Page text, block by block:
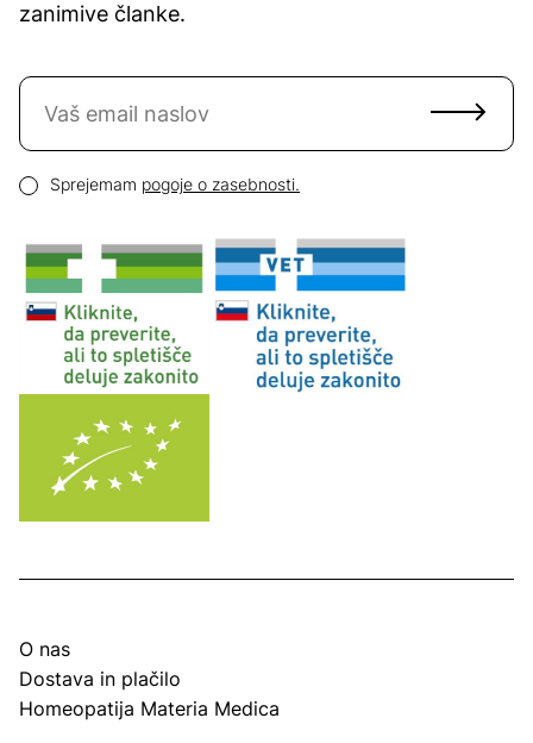
zanimive članke.
Naročite se na novice
Pogoji zasebnosti
Sprejemam pogoje o zasebnosti.
O nas
Dostava in plačilo
Homeopatija Materia Medica